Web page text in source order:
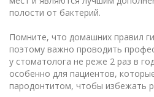
полости от бактерий.
Помните, что домашних правил
поэтому важно проводить
у стоматолога не реже 2 раз в
особенно для пациентов,
пародонтитом, чтобы избежать